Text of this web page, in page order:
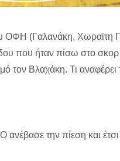
ΟΦΗ (Γαλανάκη, Χωραϊτη
που ήταν πίσω στο
τον Βλαχάκη. Τι αναφέρει
την πίεση και